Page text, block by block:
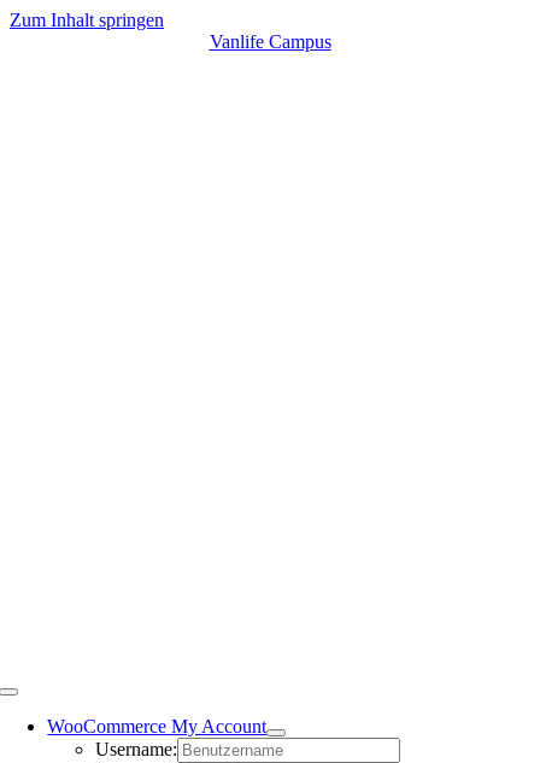
Zum Inhalt springen
Vanlife Campus
WooCommerce My Account
Username: